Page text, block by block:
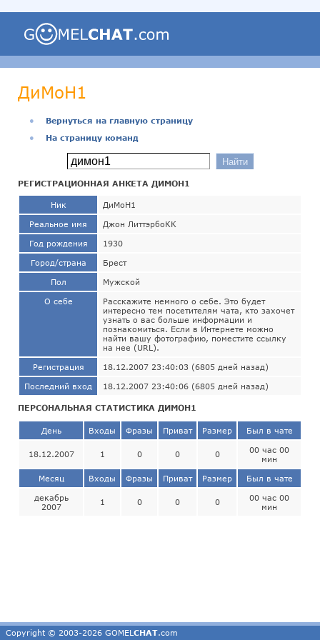
ДиМоН1
●
Вернуться на главную страницу
●
На страницу команд
РЕГИСТРАЦИОННАЯ АНКЕТА ДИМОН1
Ник ДиМоН1
Реальное имя Джон ЛиттэрбоКК
Год рождения 1930
Город/страна Брест
Пол Мужской
О себе
Расскажите немного о себе. Это будет
интересно тем посетителям чата, кто захочет
узнать о вас больше информации и
познакомиться. Если в Интернете можно
найти вашу фотографию, поместите ссылку
на нее (URL).
Регистрация 18.12.2007 23:40:03 (6805 дней назад)
Последний вход 18.12.2007 23:40:06 (6805 дней назад)
ПЕРСОНАЛЬНАЯ СТАТИСТИКА ДИМОН1
День Входы Фразы Приват Размер Был в чате
18.12.2007 1 0 0 0
00 час 00
мин
Месяц Входы Фразы Приват Размер Был в чате
декабрь
2007
1 0 0 0
00 час 00
мин
Copyright © 2003-2026 GOMEL CHAT.com